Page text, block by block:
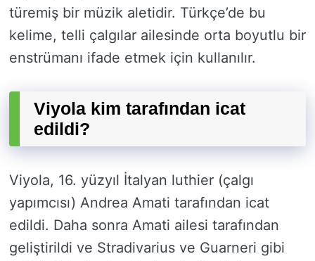
türemiş bir müzik aletidir. Türkçe’de bu
kelime, telli çalgılar ailesinde orta boyutlu bir
enstrümanı ifade etmek için kullanılır.
Viyola kim tarafından icat
edildi?
Viyola, 16. yüzyıl İtalyan luthier (çalgı
yapımcısı) Andrea Amati tarafından icat
edildi. Daha sonra Amati ailesi tarafından
geliştirildi ve Stradivarius ve Guarneri gibi